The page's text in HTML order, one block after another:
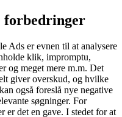
forbedringer
Ads er evnen til at analysere
klik, impromptu,
og meget mere m.m. Det
giver overskud, og hvilke
også foreslå nye negative
søgninger. For
er det en gave. I stedet for at